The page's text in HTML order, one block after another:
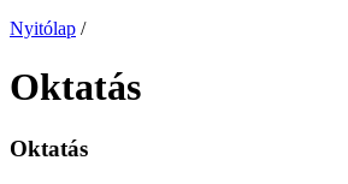
Nyitólap /
Oktatás
Oktatás